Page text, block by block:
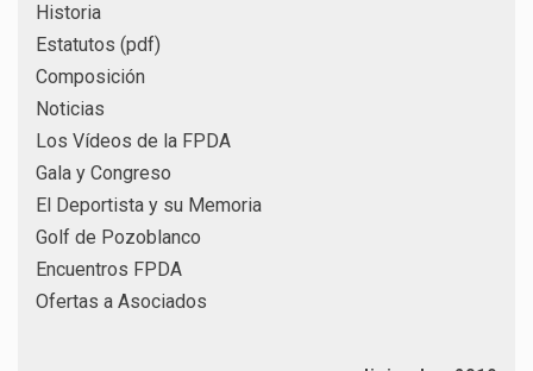
Historia
Estatutos (pdf)
Composición
Noticias
Los Vídeos de la FPDA
Gala y Congreso
El Deportista y su Memoria
Golf de Pozoblanco
Encuentros FPDA
Ofertas a Asociados